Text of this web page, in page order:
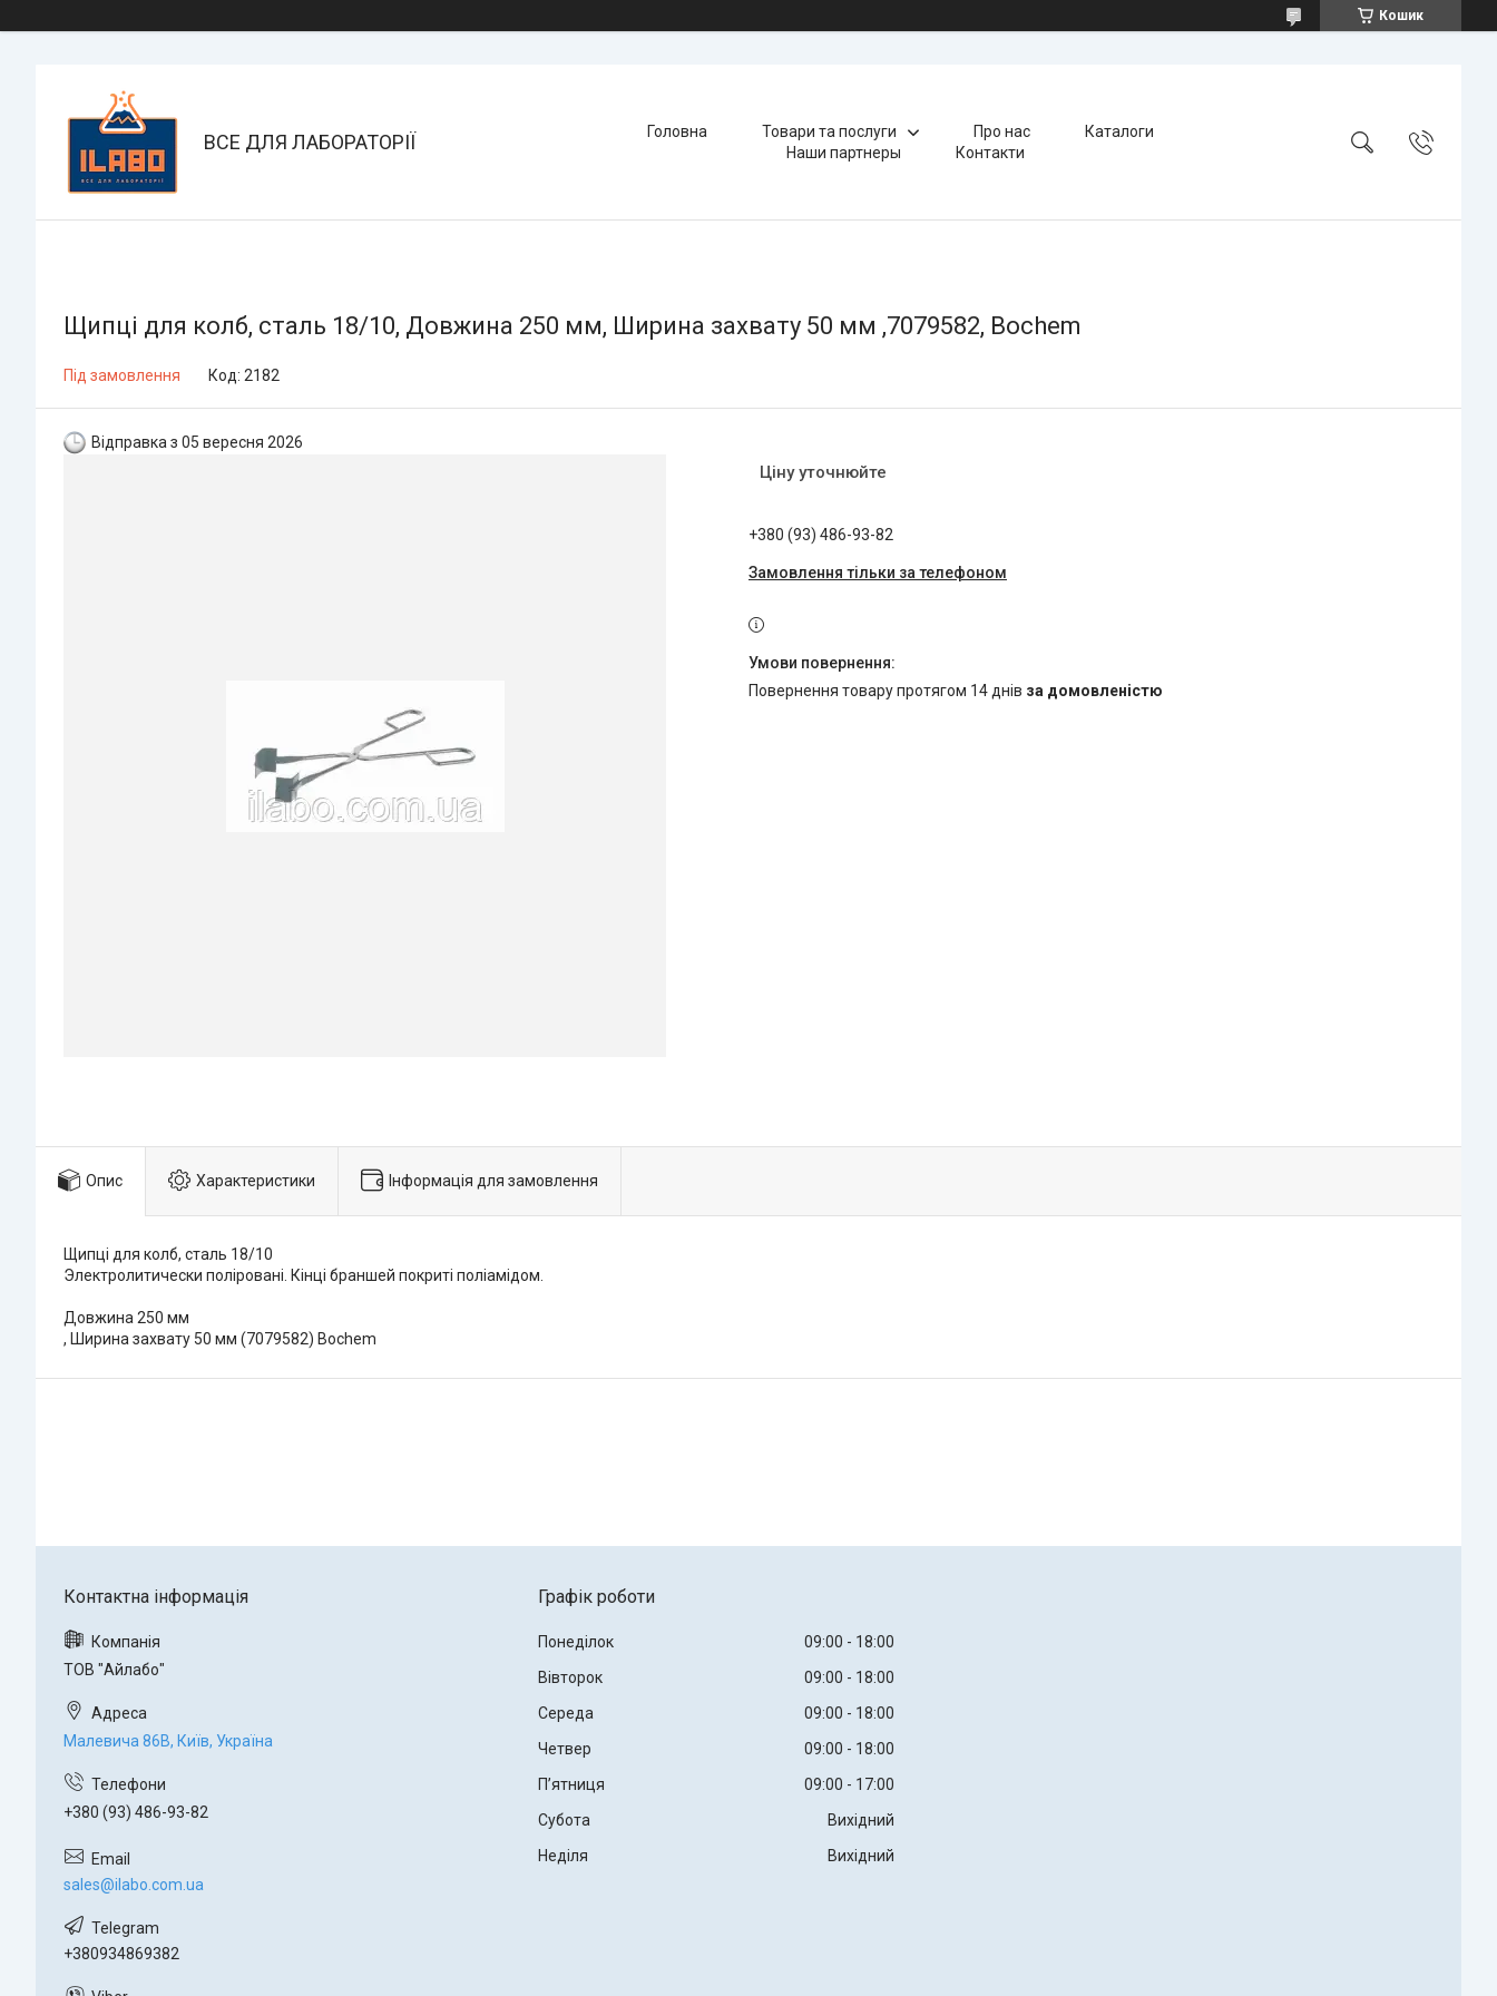
Кошик
ВСЕ ДЛЯ ЛАБОРАТОРІЇ Головна Товари та послуги Про нас
Каталоги
Наши партнеры
Контакти
Щипці для колб, сталь 18/10, Довжина 250 мм, Ширина захвату 50 мм ,7079582, Bochem
Під замовлення Код: 2182
Відправка з 05 вересня 2026
Ціну уточнюйте
+380 (93) 486-93-82
Замовлення тільки за телефоном
повернення товару протягом 14 днів за домовленістю
Опис Характеристики Інформація для замовлення
Щипці для колб, сталь 18/10
Электролитически поліровані. Кінці браншей покриті поліамідом.
Довжина 250 мм
, Ширина захвату 50 мм (7079582) Bochem
ТОВ "Айлабо"
Малевича 86В, Київ, Україна
+380 (93) 486-93-82
sales@ilabo.com.ua
+380934869382
Графік роботи
Понеділок 09:00
18:00
Вівторок
09:00
18:00
Середа
09:00
18:00
Четвер
09:00
18:00
Пʼятниця
09:00
17:00
Субота
Вихідний
Неділя
Вихідний